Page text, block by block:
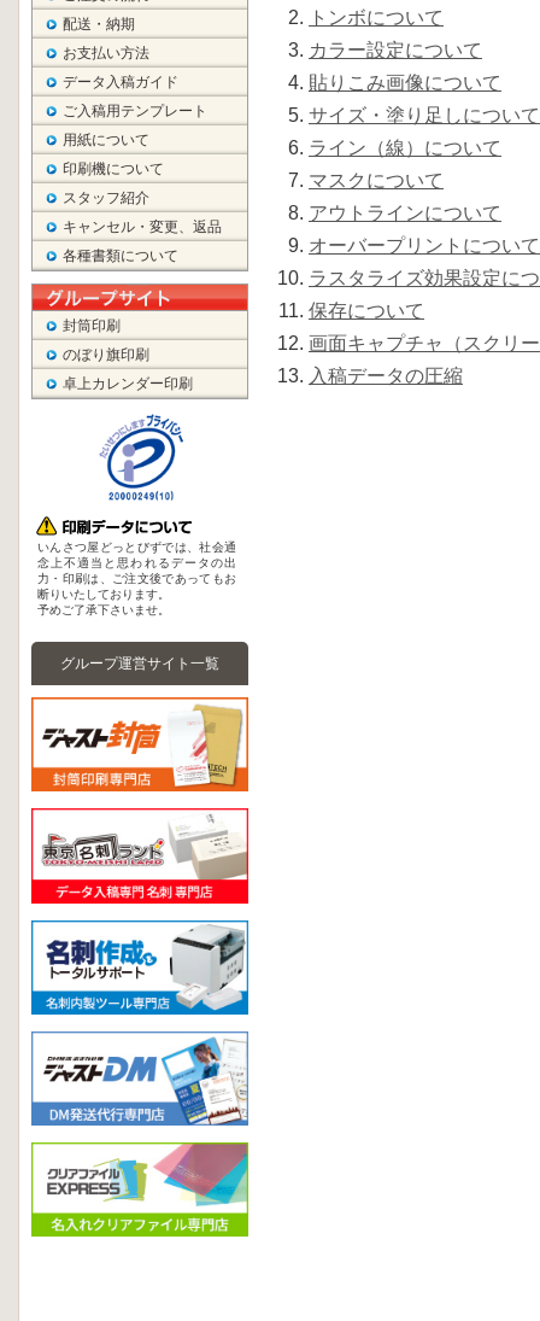
トンボについて
カラー設定について
貼りこみ画像について
サイズ・塗り足しについて
ライン（線）について
マスクについて
アウトラインについて
オーバープリントについて
ラスタライズ効果設定に
保存について
画面キャプチャ（スクリ
入稿データの圧縮
配送・納期
お支払い方法
データ入稿ガイド
ご入稿用テンプレート
用紙について
印刷機について
スタッフ紹介
キャンセル・変更、返品
各種書類について
封筒印刷
のぼり旗印刷
卓上カレンダー印刷
いんさつ屋どっとびずでは、社会通
念上不適当と思われるデータの出
力・印刷は、ご注文後であってもお
断りいたしております。
予めご了承下さいませ。
グループ運営サイト一覧